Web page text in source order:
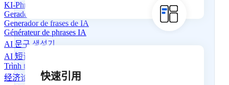
KI-Phrasengenerator
Gerador de Frases com IA
Generador de frases de IA
Générateur de phrases IA
AI 문구 생성기
AI 短语生成器
Trình tạo cụm từ AI
经济论文写作专家
快速引用